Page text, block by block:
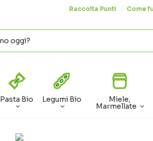
Raccolta Punti Come
Pasta Bio Legumi Bio Miele,
Marmellate